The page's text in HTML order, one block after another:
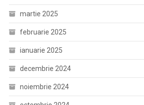
martie 2025
februarie 2025
ianuarie 2025
decembrie 2024
noiembrie 2024